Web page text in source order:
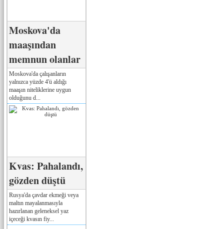
Moskova'da
maaşından
memnun olanlar
Moskova'da çalışanların
yalnızca yüzde 4'ü aldığı
maaşın niteliklerine uygun
olduğunu d...
Kvas: Pahalandı,
gözden düştü
Rusya'da çavdar ekmeği veya
maltın mayalanmasıyla
hazırlanan geleneksel yaz
içeceği kvasın fiy...